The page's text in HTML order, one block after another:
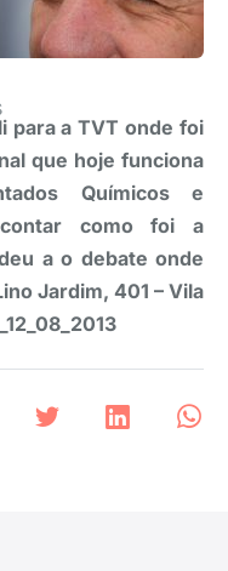
para a TVT onde foi
que hoje funciona
Químicos e
como foi a
a o debate onde
Jardim, 401 – Vila